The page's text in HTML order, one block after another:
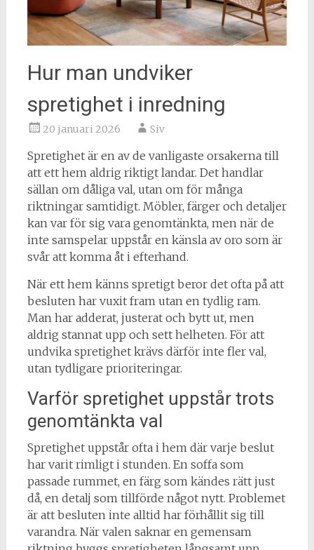
Hur man undviker
spretighet i inredning
20 januari 2026 Siv
Spretighet är en av de vanligaste orsakerna till
att ett hem aldrig riktigt landar. Det handlar
sällan om dåliga val, utan om för många
riktningar samtidigt. Möbler, färger och detaljer
kan var för sig vara genomtänkta, men när de
inte samspelar uppstår en känsla av oro som är
svår att komma åt i efterhand.
När ett hem känns spretigt beror det ofta på att
besluten har vuxit fram utan en tydlig ram.
Man har adderat, justerat och bytt ut, men
aldrig stannat upp och sett helheten. För att
undvika spretighet krävs därför inte fler val,
utan tydligare prioriteringar.
Varför spretighet uppstår trots
genomtänkta val
Spretighet uppstår ofta i hem där varje beslut
har varit rimligt i stunden. En soffa som
passade rummet, en färg som kändes rätt just
då, en detalj som tillförde något nytt. Problemet
är att besluten inte alltid har förhållit sig till
varandra. När valen saknar en gemensam